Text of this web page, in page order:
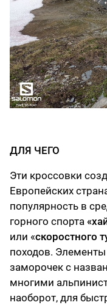
ДЛЯ ЧЕГО
Эти кроссовки
Европейских
популярность в
горного спорта
или «скоростного
походов. Элементы
заморочек с
многими
наоборот, для